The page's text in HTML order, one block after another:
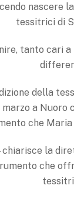
tessitrici di
tanto cari
della
a
che
chiarisce la
che